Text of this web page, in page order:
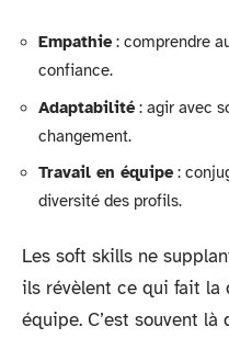
Empathie: comprendre
confiance.
Adaptabilité: agir avec
changement.
Travail en équipe:
diversité des profils.
Les soft skills ne
ils révèlent ce qui fait la
équipe. C’est souvent